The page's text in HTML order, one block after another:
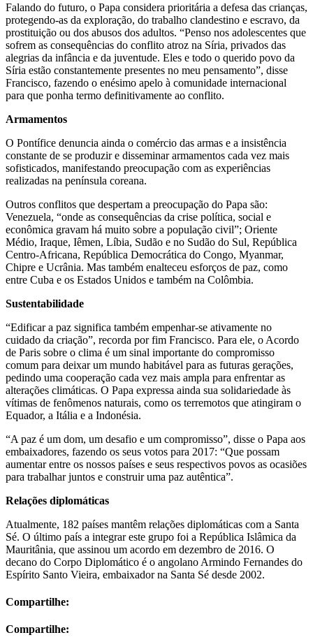
Falando do futuro, o Papa considera prioritária a defesa das crianças,
protegendo-as da exploração, do trabalho clandestino e escravo, da
prostituição ou dos abusos dos adultos. “Penso nos adolescentes que
sofrem as consequências do conflito atroz na Síria, privados das
alegrias da infância e da juventude. Eles e todo o querido povo da
Síria estão constantemente presentes no meu pensamento”, disse
Francisco, fazendo o enésimo apelo à comunidade internacional
para que ponha termo definitivamente ao conflito.
Armamentos
O Pontífice denuncia ainda o comércio das armas e a insistência
constante de se produzir e disseminar armamentos cada vez mais
sofisticados, manifestando preocupação com as experiências
realizadas na península coreana.
Outros conflitos que despertam a preocupação do Papa são:
Venezuela, “onde as consequências da crise política, social e
econômica gravam há muito sobre a população civil”; Oriente
Médio, Iraque, Iêmen, Líbia, Sudão e no Sudão do Sul, República
Centro-Africana, República Democrática do Congo, Myanmar,
Chipre e Ucrânia. Mas também enalteceu esforços de paz, como
entre Cuba e os Estados Unidos e também na Colômbia.
Sustentabilidade
“Edificar a paz significa também empenhar-se ativamente no
cuidado da criação”, recorda por fim Francisco. Para ele, o Acordo
de Paris sobre o clima é um sinal importante do compromisso
comum para deixar um mundo habitável para as futuras gerações,
pedindo uma cooperação cada vez mais ampla para enfrentar as
alterações climáticas. O Papa expressa ainda sua solidariedade às
vítimas de fenômenos naturais, como os terremotos que atingiram o
Equador, a Itália e a Indonésia.
“A paz é um dom, um desafio e um compromisso”, disse o Papa aos
embaixadores, fazendo os seus votos para 2017: “Que possam
aumentar entre os nossos países e seus respectivos povos as ocasiões
para trabalhar juntos e construir uma paz autêntica”.
Relações diplomáticas
Atualmente, 182 países mantêm relações diplomáticas com a Santa
Sé. O último país a integrar este grupo foi a República Islâmica da
Mauritânia, que assinou um acordo em dezembro de 2016. O
decano do Corpo Diplomático é o angolano Armindo Fernandes do
Espírito Santo Vieira, embaixador na Santa Sé desde 2002.
Compartilhe:
Compartilhe: